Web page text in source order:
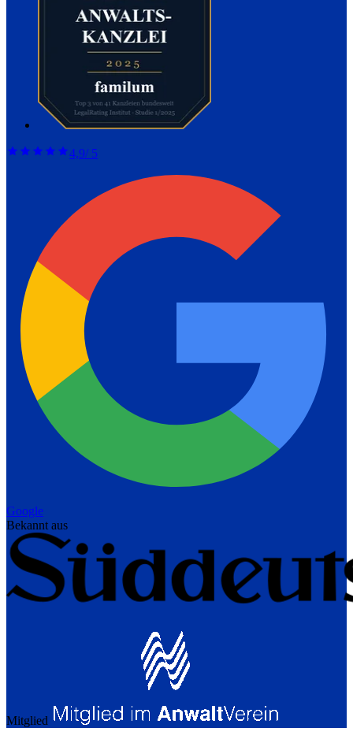
4,9/ 5
Google
Bekannt aus
Mitglied